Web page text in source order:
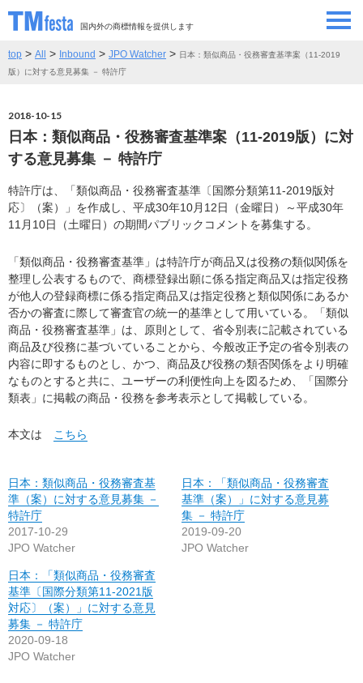
国内外の商標情報を提供します
SEMINAR/EVENT
CONTRIBUTORS 情報提供者
CONTACT お問い合わせ
top > All > Inbound > JPO Watcher > 日本：類似商品・役務審査基準案（11-2019
版）に対する意見募集 － 特許庁
2018-10-15
日本：類似商品・役務審査基準案（11-2019版）に対
する意見募集 － 特許庁
特許庁は、「類似商品・役務審査基準〔国際分類第11-2019版対
応〕（案）」を作成し、平成30年10月12日（金曜日）～平成30年
11月10日（土曜日）の期間パブリックコメントを募集する。
「類似商品・役務審査基準」は特許庁が商品又は役務の類似関係を
整理し公表するもので、商標登録出願に係る指定商品又は指定役務
が他人の登録商標に係る指定商品又は指定役務と類似関係にあるか
否かの審査に際して審査官の統一的基準として用いている。「類似
商品・役務審査基準」は、原則として、省令別表に記載されている
商品及び役務に基づいていることから、今般改正予定の省令別表の
内容に即するものとし、かつ、商品及び役務の類否関係をより明確
なものとすると共に、ユーザーの利便性向上を図るため、「国際分
類表」に掲載の商品・役務を参考表示として掲載している。
本文は こちら
日本：類似商品・役務審査基
準（案）に対する意見募集 －
特許庁
2017-10-29
JPO Watcher
日本：「類似商品・役務審査
基準（案）」に対する意見募
集 － 特許庁
2019-09-20
JPO Watcher
日本：「類似商品・役務審査
基準〔国際分類第11-2021版
対応〕（案）」に対する意見
募集 － 特許庁
2020-09-18
JPO Watcher